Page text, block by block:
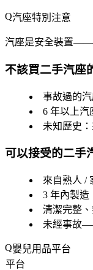
汽座特別注意
汽座是安全裝置——
不該買二手汽座
事故過的
6 年以上汽
未知歷史
可以接受的二手
來自熟人 /
3 年內製造
清潔完整
未經事故
嬰兒用品平台
平台